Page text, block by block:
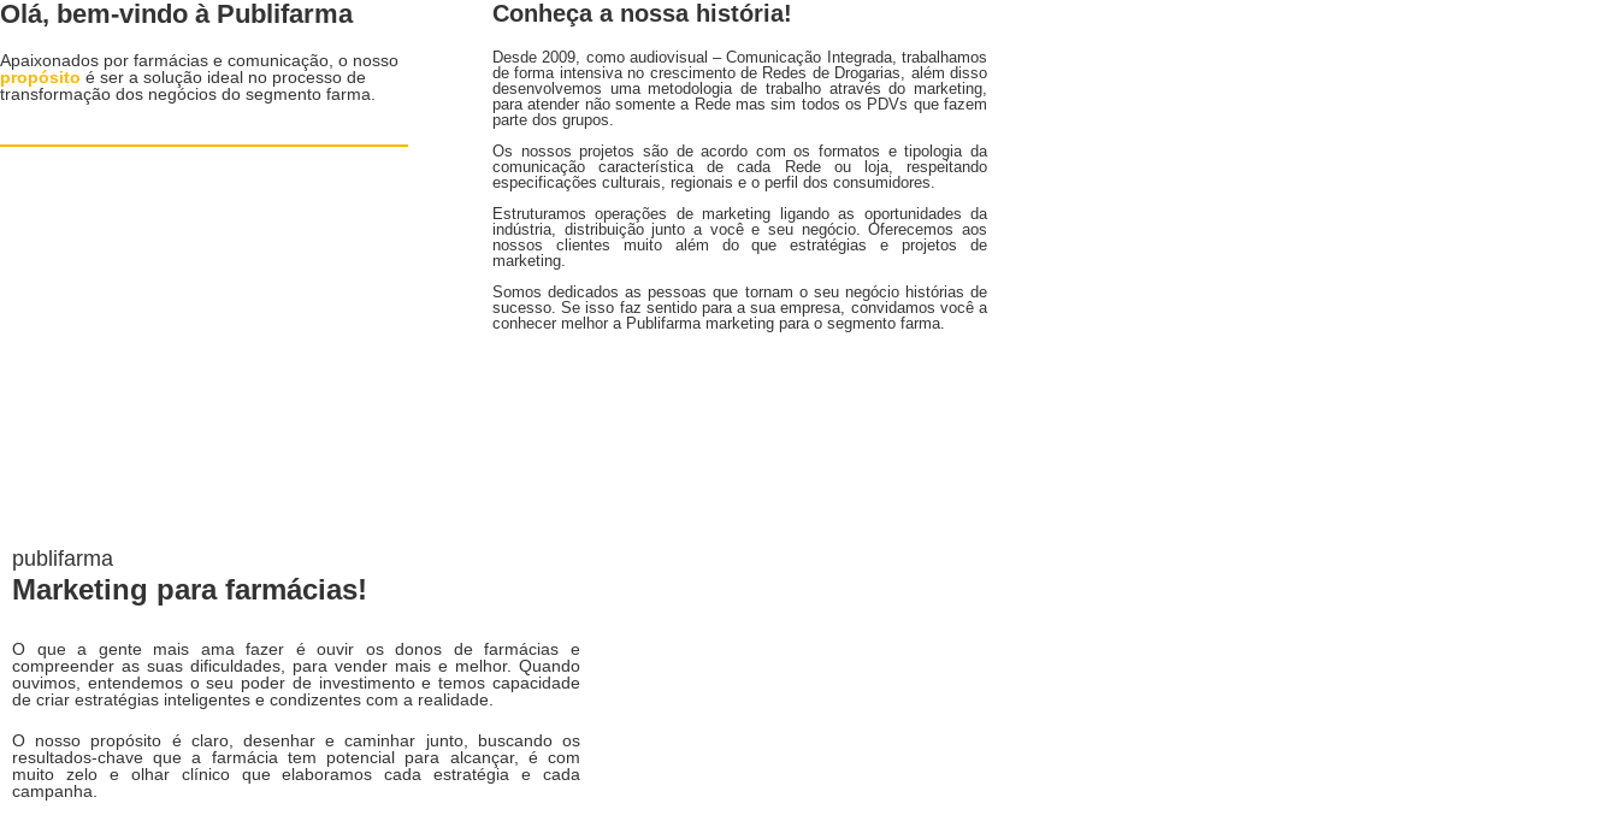
Olá, bem-vindo à Publifarma
Apaixonados por farmácias e comunicação, o nosso
propósito é ser a solução ideal no processo de
transformação dos negócios do segmento farma.
Conheça a nossa história!
Desde 2009, como audiovisual – Comunicação Integrada, trabalhamos
de forma intensiva no crescimento de Redes de Drogarias, além disso
desenvolvemos uma metodologia de trabalho através do marketing,
para atender não somente a Rede mas sim todos os PDVs que fazem
parte dos grupos.
Os nossos projetos são de acordo com os formatos e tipologia da
comunicação característica de cada Rede ou loja, respeitando
especificações culturais, regionais e o perfil dos consumidores.
Estruturamos operações de marketing ligando as oportunidades da
indústria, distribuição junto a você e seu negócio. Oferecemos aos
nossos clientes muito além do que estratégias e projetos de
marketing.
Somos dedicados as pessoas que tornam o seu negócio histórias de
sucesso. Se isso faz sentido para a sua empresa, convidamos você a
conhecer melhor a Publifarma marketing para o segmento farma.
publifarma
Marketing para farmácias!
O que a gente mais ama fazer é ouvir os donos de farmácias e
compreender as suas dificuldades, para vender mais e melhor. Quando
ouvimos, entendemos o seu poder de investimento e temos capacidade
de criar estratégias inteligentes e condizentes com a realidade.
O nosso propósito é claro, desenhar e caminhar junto, buscando os
resultados-chave que a farmácia tem potencial para alcançar, é com
muito zelo e olhar clínico que elaboramos cada estratégia e cada
campanha.